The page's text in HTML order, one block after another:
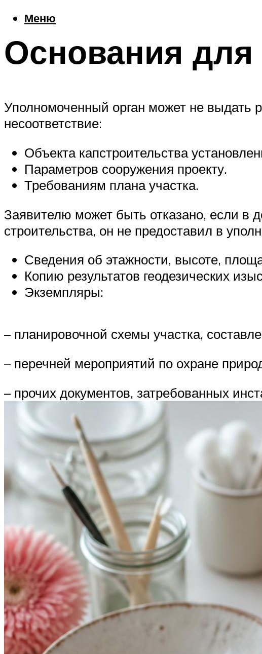
Меню
Основания для
Уполномоченный орган может не выдать
несоответствие:
Объекта капстроительства
Параметров сооружения проекту.
Требованиям плана участка.
Заявителю может быть отказано, если в
строительства, он не предоставил в
Сведения об этажности, высоте,
Копию результатов геодезических
Экземпляры:
– планировочной схемы участка,
– перечней мероприятий по охране
– прочих документов, затребованных